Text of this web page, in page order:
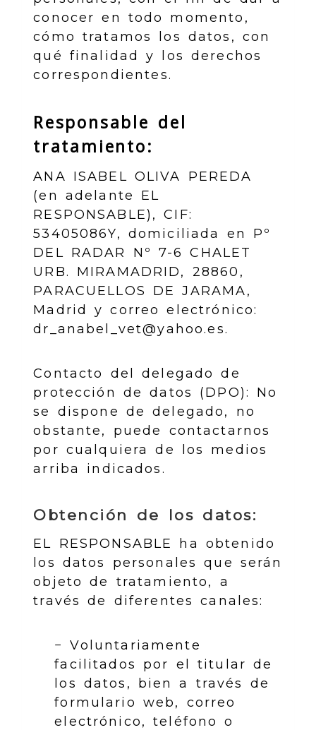
conocer en todo momento,
cómo tratamos los datos, con
qué finalidad y los derechos
correspondientes.
Responsable del
tratamiento:
ANA ISABEL OLIVA PEREDA
(en adelante EL
RESPONSABLE),CIF:
53405086Y, domiciliada en Pº
DEL RADAR Nº 7-6 CHALET
URB. MIRAMADRID, 28860 ,
PARACUELLOS DE JARAMA,
Madrid
y correo electrónico:
dr_anabel_vet@yahoo.es.
Contacto del delegado de
protección de datos (DPO): No
se dispone de delegado, no
obstante, puede contactarnos
por cualquiera de los medios
arriba indicados.
Obtención de los datos:
EL RESPONSABLE ha obtenido
los datos personales que serán
objeto de tratamiento, a
través de diferentes canales:
− Voluntariamente
facilitados por el titular de
los datos, bien a través de
formulario web, correo
electrónico, teléfono o